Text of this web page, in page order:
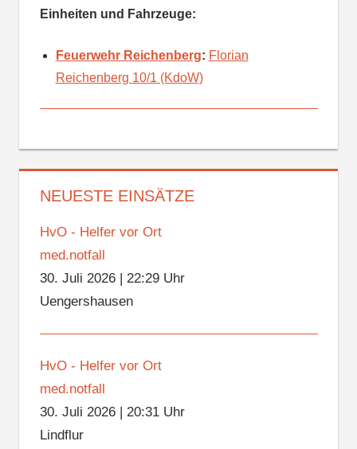
Einheiten und Fahrzeuge:
Feuerwehr Reichenberg: Florian
Reichenberg 10/1 (KdoW)
NEUESTE EINSÄTZE
HvO - Helfer vor Ort
med.notfall
30. Juli 2026| 22:29 Uhr
Uengershausen
HvO - Helfer vor Ort
med.notfall
30. Juli 2026| 20:31 Uhr
Lindflur